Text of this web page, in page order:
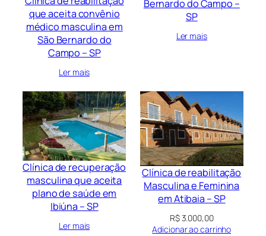
que aceita convênio
médico masculina em
São Bernardo do
Campo – SP
Ler mais
Bernardo do Campo –
SP
Ler mais
Clínica de recuperação
masculina que aceita
plano de saúde em
Ibiúna – SP
Ler mais
Clínica de reabilitação
Masculina e Feminina
em Atibaia – SP
R$3.000,00
Adicionar ao carrinho